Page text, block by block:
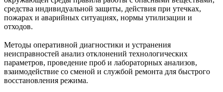
средства индивидуальной защиты, действия при утечках,
пожарах и аварийных ситуациях, нормы утилизации и
отходов.
Методы оперативной диагностики и устранения
неисправностей анализ отклонений технологических
параметров, проведение проб и лабораторных анализов,
взаимодействие со сменой и службой ремонта для быстрого
восстановления режима.